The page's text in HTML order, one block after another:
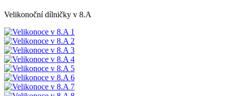
Velikonoční dílničky v 8.A